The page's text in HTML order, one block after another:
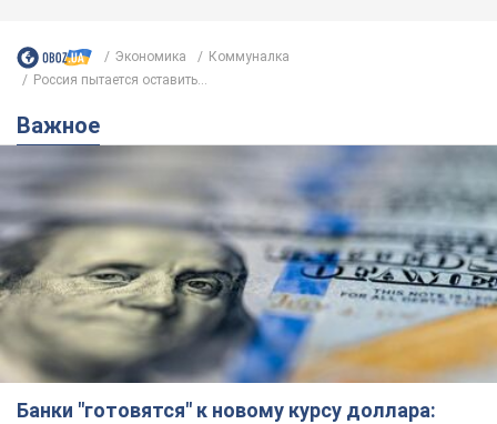
Экономика
Коммуналка
Россия пытается оставить...
Важное
Банки "готовятся" к новому курсу доллара: